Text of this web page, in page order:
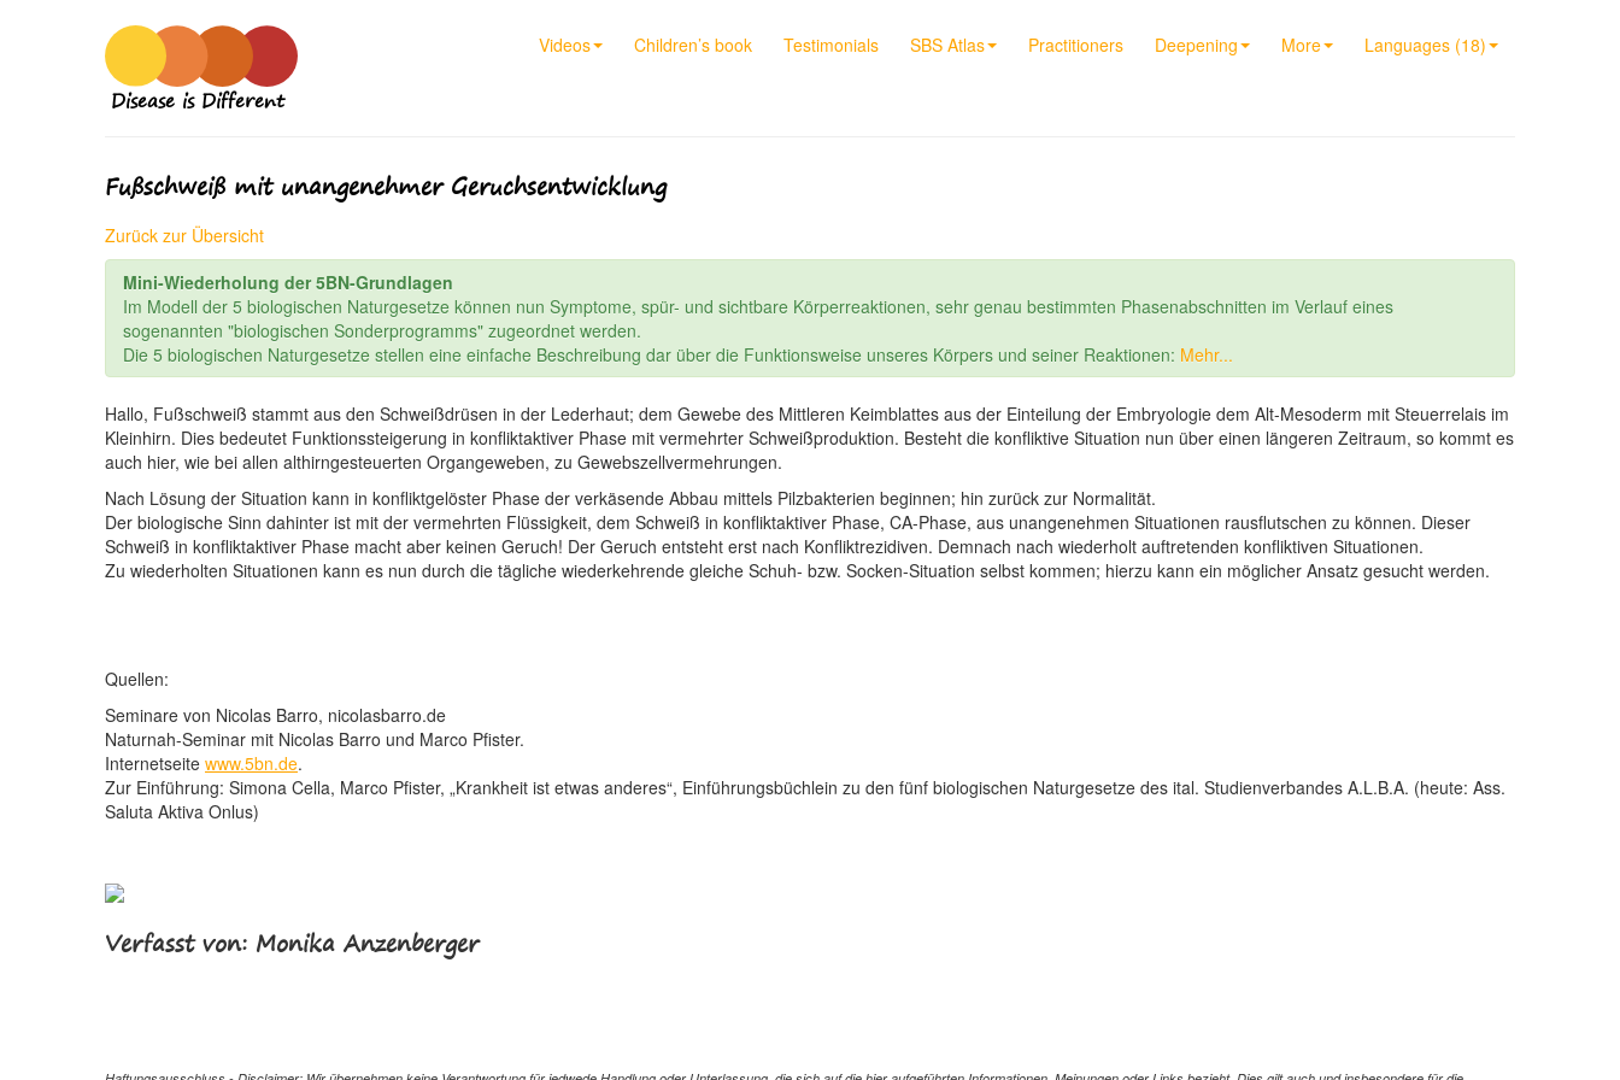
Videos Children’s book Testimonials SBS Atlas Practitioners Deepening More Languages (18)
Disease is Different
Fußschweiß mit unangenehmer Geruchsentwicklung
Zurück zur Übersicht
Mini-Wiederholung der 5BN-Grundlagen
Im Modell der 5 biologischen Naturgesetze können nun Symptome, spür- und sichtbare Körperreaktionen, sehr genau bestimmten Phasenabschnitten im Verlauf eines
sogenannten "biologischen Sonderprogramms" zugeordnet werden.
Die 5 biologischen Naturgesetze stellen eine einfache Beschreibung dar über die Funktionsweise unseres Körpers und seiner Reaktionen: Mehr...
Hallo, Fußschweiß stammt aus den Schweißdrüsen in der Lederhaut; dem Gewebe des Mittleren Keimblattes aus der Einteilung der Embryologie dem Alt-Mesoderm mit Steuerrelais im
Kleinhirn. Dies bedeutet Funktionssteigerung in konfliktaktiver Phase mit vermehrter Schweißproduktion. Besteht die konfliktive Situation nun über einen längeren Zeitraum, so kommt es
auch hier, wie bei allen althirngesteuerten Organgeweben, zu Gewebszellvermehrungen.
Nach Lösung der Situation kann in konfliktgelöster Phase der verkäsende Abbau mittels Pilzbakterien beginnen; hin zurück zur Normalität.
Der biologische Sinn dahinter ist mit der vermehrten Flüssigkeit, dem Schweiß in konfliktaktiver Phase, CA-Phase, aus unangenehmen Situationen rausflutschen zu können. Dieser
Schweiß in konfliktaktiver Phase macht aber keinen Geruch! Der Geruch entsteht erst nach Konfliktrezidiven. Demnach nach wiederholt auftretenden konfliktiven Situationen.
Zu wiederholten Situationen kann es nun durch die tägliche wiederkehrende gleiche Schuh- bzw. Socken-Situation selbst kommen; hierzu kann ein möglicher Ansatz gesucht werden.
Quellen:
Seminare von Nicolas Barro, nicolasbarro.de
Naturnah-Seminar mit Nicolas Barro und Marco Pfister.
Internetseite www.5bn.de.
Zur Einführung: Simona Cella, Marco Pfister, „Krankheit ist etwas anderes“, Einführungsbüchlein zu den fünf biologischen Naturgesetze des ital. Studienverbandes A.L.B.A. (heute: Ass.
Saluta Aktiva Onlus)
Verfasst von: Monika Anzenberger